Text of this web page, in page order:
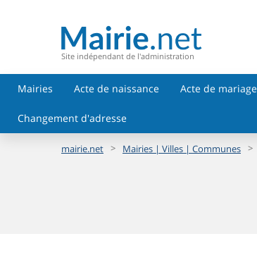
Site indépendant de l'administration
Mairies Acte de naissance Acte de mariage
Changement d'adresse
mairie.net > Mairies | Villes | Communes >